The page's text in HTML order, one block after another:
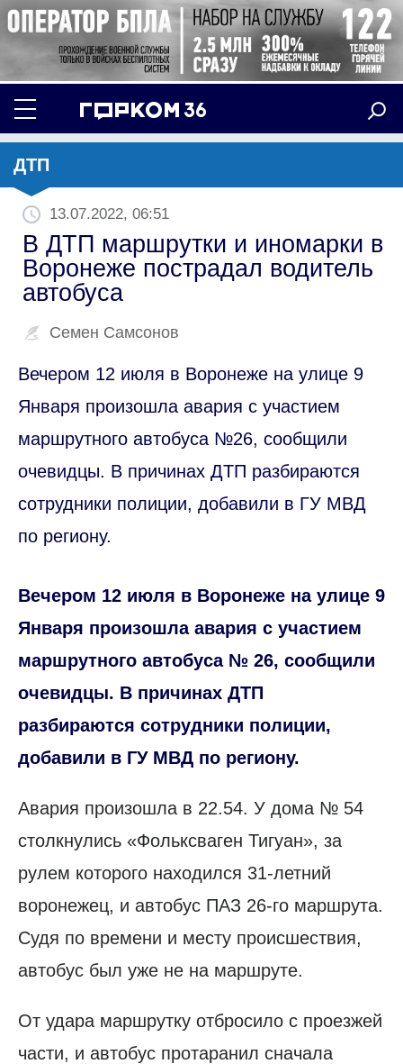
ДТП
13.07.2022, 06:51
В ДТП маршрутки и иномарки в
Воронеже пострадал водитель
автобуса
Семен Самсонов
Вечером 12 июля в Воронеже на улице 9
Января произошла авария с участием
маршрутного автобуса №26, сообщили
очевидцы. В причинах ДТП разбираются
сотрудники полиции, добавили в ГУ МВД
по региону.
Вечером 12 июля в Воронеже на улице 9
Января произошла авария с участием
маршрутного автобуса № 26, сообщили
очевидцы. В причинах ДТП
разбираются сотрудники полиции,
добавили в ГУ МВД по региону.
Авария произошла в 22.54. У дома № 54
столкнулись «Фольксваген Тигуан», за
рулем которого находился 31-летний
воронежец, и автобус ПАЗ 26-го маршрута.
Судя по времени и месту происшествия,
автобус был уже не на маршруте.
От удара маршрутку отбросило с проезжей
части, и автобус протаранил сначала